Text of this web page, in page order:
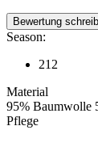
Bewertung
Season:
212
Material
95% Baumwolle
Pflege